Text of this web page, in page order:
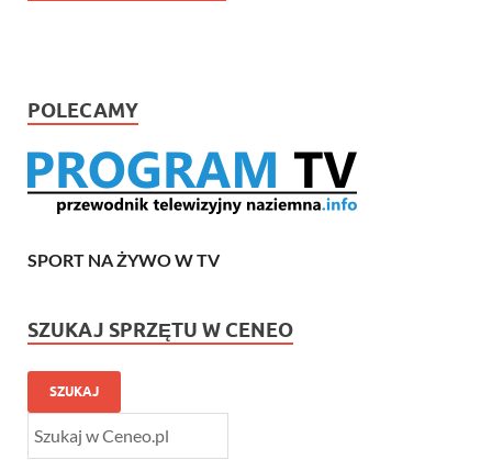
POLECAMY
SPORT NA ŻYWO W TV
SZUKAJ SPRZĘTU W CENEO
SZUKAJ